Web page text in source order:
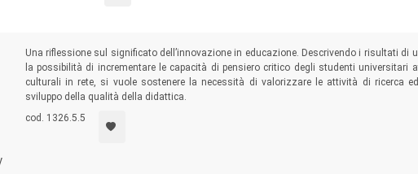
Una riflessione sul significato dell’innovazione in educazione. Descrivendo i risultati di
la possibilità di incrementare le capacità di pensiero critico degli studenti universitari
culturali in rete, si vuole sostenere la necessità di valorizzare le attività di ricerca
sviluppo della qualità della didattica.
cod. 1326.5.5